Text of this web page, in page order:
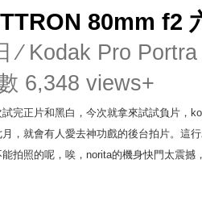
80mm f2
⁄ Kodak Pro
6,348 views+
試完正片和黑白，今次就拿來試試負片，
月，就會有人愛去神功戲的後台拍片。這
能拍照的呢，唉，norita的機身快門太震